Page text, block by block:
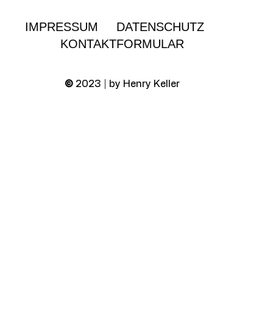
IMPRESSUM
DATENSCHUTZ
KONTAKTFORMULAR
©2023 | by Henry Keller